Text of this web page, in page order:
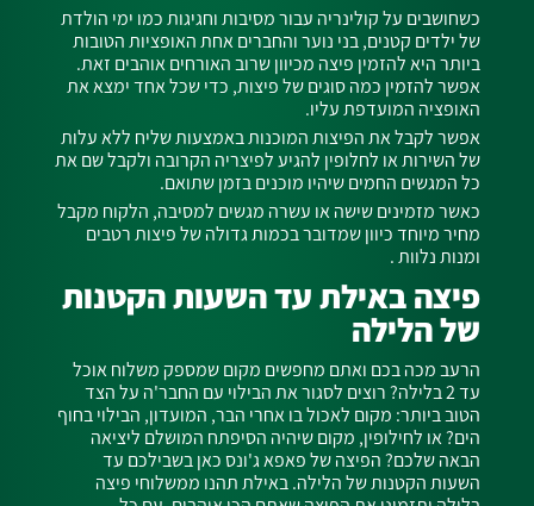
כשחושבים על קולינריה עבור מסיבות וחגיגות כמו ימי הולדת
של ילדים קטנים, בני נוער והחברים אחת האופציות הטובות
ביותר היא להזמין פיצה מכיוון שרוב האורחים אוהבים זאת.
אפשר להזמין כמה סוגים של פיצות, כדי שכל אחד ימצא את
האופציה המועדפת עליו.
אפשר לקבל את הפיצות המוכנות באמצעות שליח ללא עלות
של השירות או לחלופין להגיע לפיצריה הקרובה ולקבל שם את
כל המגשים החמים שיהיו מוכנים בזמן שתואם.
כאשר מזמינים שישה או עשרה מגשים למסיבה, הלקוח מקבל
מחיר מיוחד כיוון שמדובר בכמות גדולה של פיצות רטבים
ומנות נלוות .
פיצה באילת עד השעות הקטנות
של הלילה
הרעב מכה בכם ואתם מחפשים מקום שמספק משלוח אוכל
עד 2 בלילה? רוצים לסגור את הבילוי עם החבר'ה על הצד
הטוב ביותר: מקום לאכול בו אחרי הבר, המועדון, הבילוי בחוף
הים? או לחילופין, מקום שיהיה הסיפתח המושלם ליציאה
הבאה שלכם? הפיצה של פאפא ג'ונס כאן בשבילכם עד
השעות הקטנות של הלילה. באילת תהנו ממשלוחי פיצה